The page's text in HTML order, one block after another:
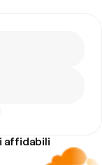
affidabili